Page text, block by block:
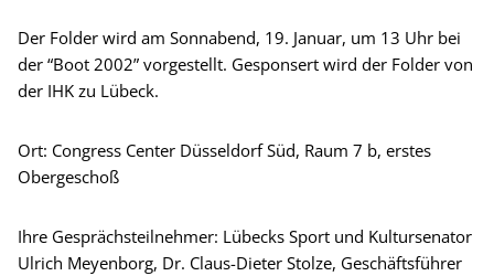
Der Folder wird am Sonnabend, 19. Januar, um 13 Uhr bei
der “Boot 2002” vorgestellt. Gesponsert wird der Folder von
der IHK zu Lübeck.
Ort: Congress Center Düsseldorf Süd, Raum 7 b, erstes
Obergeschoß
Ihre Gesprächsteilnehmer: Lübecks Sport und Kultursenator
Ulrich Meyenborg, Dr. Claus-Dieter Stolze, Geschäftsführer